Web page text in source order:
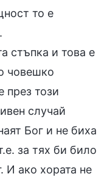
то е
стъпка и това е
човешко
през този
случай
Бог и не биха
за тях би било
И ако хората не